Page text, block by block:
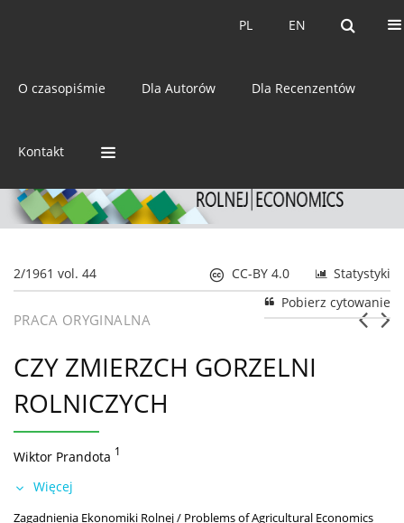
EN
PL EN
PL
O czasopiśmie Dla Autorów Dla Recenzentów
Kontakt
ISSN: 0044-1600
2/1961 vol. 44 Statystyki
CC-BY 4.0
Pobierz cytowanie
PRACA ORYGINALNA
CZY ZMIERZCH GORZELNI
ROLNICZYCH
Wiktor Prandota 1
Więcej
Zagadnienia Ekonomiki Rolnej / Problems of Agricultural Economics